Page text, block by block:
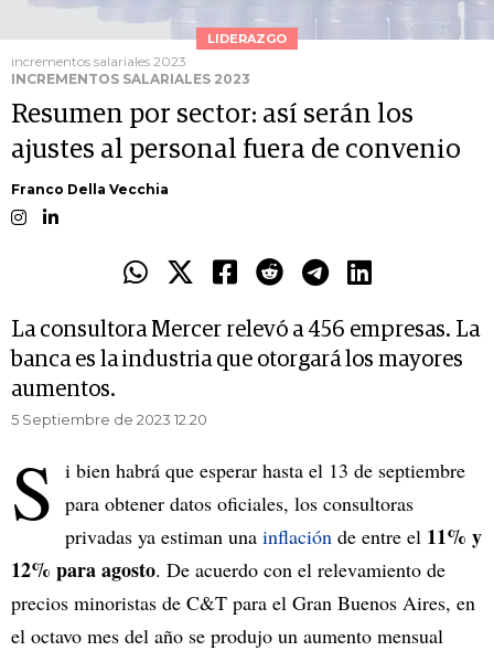
LIDERAZGO
incrementos salariales 2023
INCREMENTOS SALARIALES 2023
Resumen por sector: así serán los
ajustes al personal fuera de convenio
Franco Della Vecchia
La consultora Mercer relevó a 456 empresas. La
banca es la industria que otorgará los mayores
aumentos.
5 Septiembre de 2023 12.20
S i bien habrá que esperar hasta el 13 de septiembre
para obtener datos oficiales, los consultoras
privadas ya estiman una inflación de entre el 11% y
12% para agosto. De acuerdo con el relevamiento de
precios minoristas de C&T para el Gran Buenos Aires, en
el octavo mes del año se produjo un aumento mensual